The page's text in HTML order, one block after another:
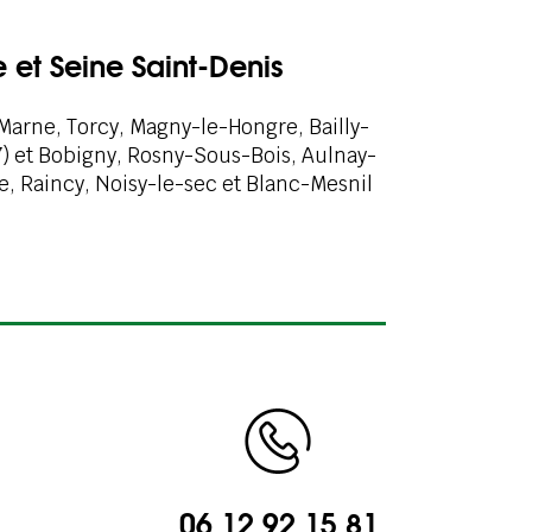
Seine Saint-Denis
Torcy, Magny-le-Hongre, Bailly-
et Bobigny, Rosny-Sous-Bois, Aulnay-
Raincy, Noisy-le-sec et Blanc-Mesnil
06 12 92 15 81